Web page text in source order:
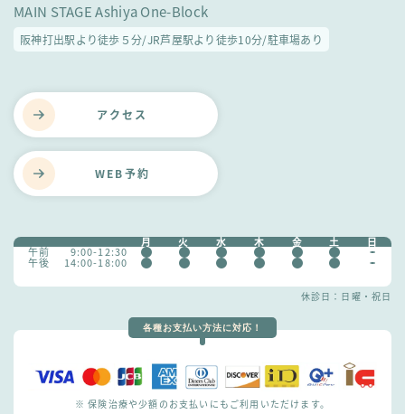
MAIN STAGE Ashiya One-Block
阪神打出駅より徒歩５分/JR芦屋駅より徒歩10分/駐車場あり
アクセス
WEB予約
月 火 水 木 金 土 日
午前 9:00-12:30
午後 14:00-18:00
休診日：日曜・祝日
各種お支払い方法に対応！
※ 保険治療や少額のお支払いにもご利用いただけます。